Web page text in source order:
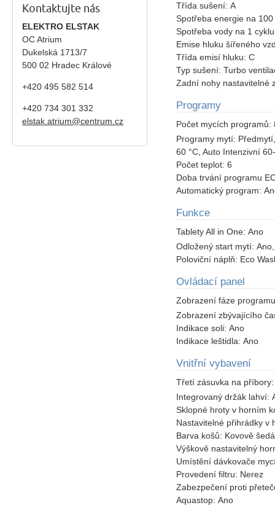
Třída sušení: A
Spotřeba energie na
Spotřeba vody na 1
Emise hluku šířeného
Třída emisí hluku: C
Typ sušení: Turbo
Zadní nohy nastavitelné
Programy
Počet mycích programů:
Programy mytí:
60 °C, Auto Intenzivní
Počet teplot: 6
Doba trvání programu
Automatický program:
Funkce
Tablety All in One: Ano
Odložený start mytí:
Poloviční náplň: Eco
Ovládací panel
Zobrazení fáze
Zobrazení zbývajícího
Indikace soli: Ano
Indikace leštidla: Ano
Vnitřní vybavení
Třetí zásuvka na
Integrovaný držák lahví:
Sklopné hroty v horním
Nastavitelné přihrádky v
Barva košů: Kovově šedá
Výškově nastavitelný
Umístění dávkovače
Provedení filtru: Nerez
Zabezpečení proti
Aquastop: Ano
Kontaktujte nás
ELEKTRO ELSTAK
OC Atrium
Dukelská 1713/7
500 02 Hradec Králové
+420 495 582 514
+420 734 301 332
elstak.atrium@centrum.cz